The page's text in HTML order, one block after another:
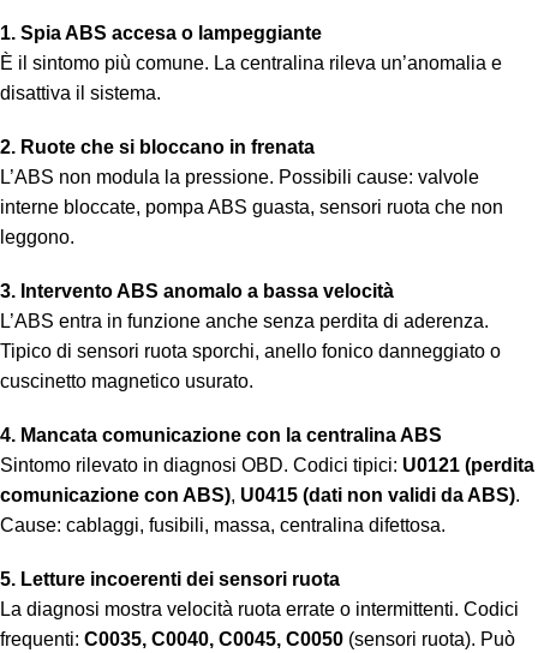
1. Spia ABS accesa o lampeggiante
È il sintomo più comune. La centralina rileva un’anomalia e
disattiva il sistema.
2. Ruote che si bloccano in frenata
L’ABS non modula la pressione. Possibili cause: valvole
interne bloccate, pompa ABS guasta, sensori ruota che non
leggono.
3. Intervento ABS anomalo a bassa velocità
L’ABS entra in funzione anche senza perdita di aderenza.
Tipico di sensori ruota sporchi, anello fonico danneggiato o
cuscinetto magnetico usurato.
4. Mancata comunicazione con la centralina ABS
Sintomo rilevato in diagnosi OBD. Codici tipici: U0121 (perdita
comunicazione con ABS), U0415 (dati non validi da ABS).
Cause: cablaggi, fusibili, massa, centralina difettosa.
5. Letture incoerenti dei sensori ruota
La diagnosi mostra velocità ruota errate o intermittenti. Codici
frequenti: C0035, C0040, C0045, C0050 (sensori ruota). Può